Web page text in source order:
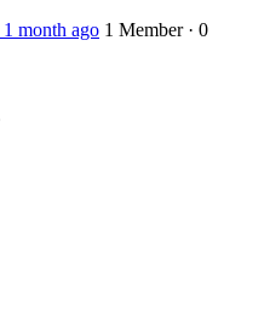
1 month ago 1 Member · 0